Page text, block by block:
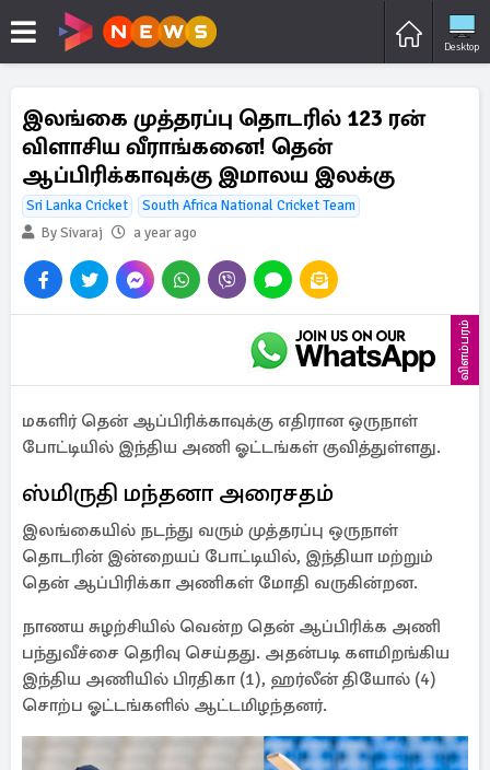
Desktop
இலங்கை முத்தரப்பு தொடரில் 123 ரன்
விளாசிய வீராங்கனை! தென்
ஆப்பிரிக்காவுக்கு இமாலய இலக்கு
Sri Lanka Cricket
South Africa National Cricket Team
By Sivaraj
a year ago
விளம்பரம்
மகளிர் தென் ஆப்பிரிக்காவுக்கு எதிரான ஒருநாள்
போட்டியில் இந்திய அணி ஓட்டங்கள் குவித்துள்ளது.
ஸ்மிருதி மந்தனா அரைசதம்
இலங்கையில் நடந்து வரும் முத்தரப்பு ஒருநாள்
தொடரின் இன்றையப் போட்டியில், இந்தியா மற்றும்
தென் ஆப்பிரிக்கா அணிகள் மோதி வருகின்றன.
நாணய சுழற்சியில் வென்ற தென் ஆப்பிரிக்க அணி
பந்துவீச்சை தெரிவு செய்தது. அதன்படி களமிறங்கிய
இந்திய அணியில் பிரதிகா (1), ஹர்லீன் தியோல் (4)
சொற்ப ஓட்டங்களில் ஆட்டமிழந்தனர்.